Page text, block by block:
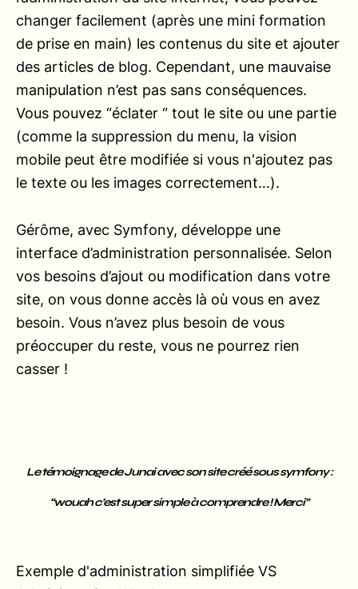
changer facilement (après une mini formation
de prise en main) les contenus du site et ajouter
des articles de blog. Cependant, une mauvaise
manipulation n’est pas sans conséquences.
Vous pouvez “éclater “ tout le site ou une partie
(comme la suppression du menu, la vision
mobile peut être modifiée si vous n'ajoutez pas
le texte ou les images correctement…).
Gérôme, avec Symfony, développe une
interface d’administration personnalisée. Selon
vos besoins d’ajout ou modification dans votre
site, on vous donne accès là où vous en avez
besoin. Vous n’avez plus besoin de vous
préoccuper du reste, vous ne pourrez rien
casser !
Le témoignage de Junai avec son site créé sous symfony :
“wouah c’est super simple à comprendre ! Merci”
Exemple d'administration simplifiée VS